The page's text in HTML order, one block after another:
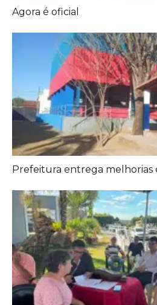
Agora é oficial
Prefeitura entrega melhorias